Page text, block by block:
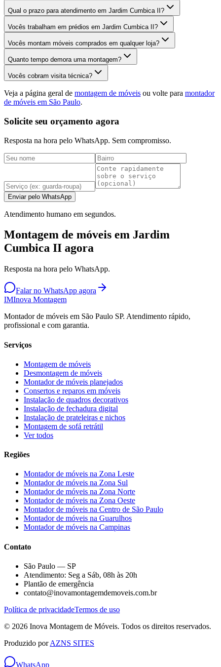
Qual o prazo para atendimento em Jardim Cumbica II?
Vocês trabalham em prédios em Jardim Cumbica II?
Vocês montam móveis comprados em qualquer loja?
Quanto tempo demora uma montagem?
Vocês cobram visita técnica?
Veja a página geral de montagem de móveis ou volte para montador
de móveis em São Paulo.
Solicite seu orçamento agora
Resposta na hora pelo WhatsApp. Sem compromisso.
Enviar pelo WhatsApp
Atendimento humano em segundos.
Montagem de móveis em Jardim
Cumbica II agora
Resposta na hora pelo WhatsApp.
Falar no WhatsApp agora
IMInova Montagem
Montador de móveis em São Paulo SP. Atendimento rápido,
profissional e com garantia.
Serviços
Montagem de móveis
Desmontagem de móveis
Montador de móveis planejados
Consertos e reparos em móveis
Instalação de quadros decorativos
Instalação de fechadura digital
Instalação de prateleiras e nichos
Montagem de sofá retrátil
Ver todos
Regiões
Montador de móveis na Zona Leste
Montador de móveis na Zona Sul
Montador de móveis na Zona Norte
Montador de móveis na Zona Oeste
Montador de móveis na Centro de São Paulo
Montador de móveis na Guarulhos
Montador de móveis na Campinas
Contato
São Paulo — SP
Atendimento: Seg a Sáb, 08h às 20h
Plantão de emergência
contato@inovamontagemdemoveis.com.br
Política de privacidadeTermos de uso
© 2026 Inova Montagem de Móveis. Todos os direitos reservados.
Produzido porAZNS SITES
WhatsApp